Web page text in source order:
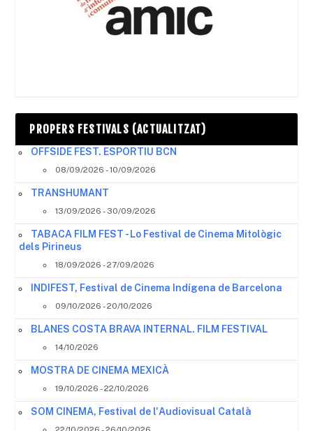
PROPERS FESTIVALS (ACTUALITZAT)
OFFSIDE FEST. ESPORTIU BCN
08/09/2026 - 10/09/2026
TRANSHUMANT
13/09/2026 - 30/09/2026
TABACA FILM FEST - Lo Festival de Cinema Mitològic
dels Pirineus
18/09/2026 - 27/09/2026
INDIFEST, Festival de Cinema Indígena de Barcelona
09/10/2026 - 20/10/2026
BLANES COSTA BRAVA INTERNAL. FILM FESTIVAL
14/10/2026
MOSTRA DE CINEMA MEXICÀ
19/10/2026 - 22/10/2026
SOM CINEMA, Festival de l'Audiovisual Català